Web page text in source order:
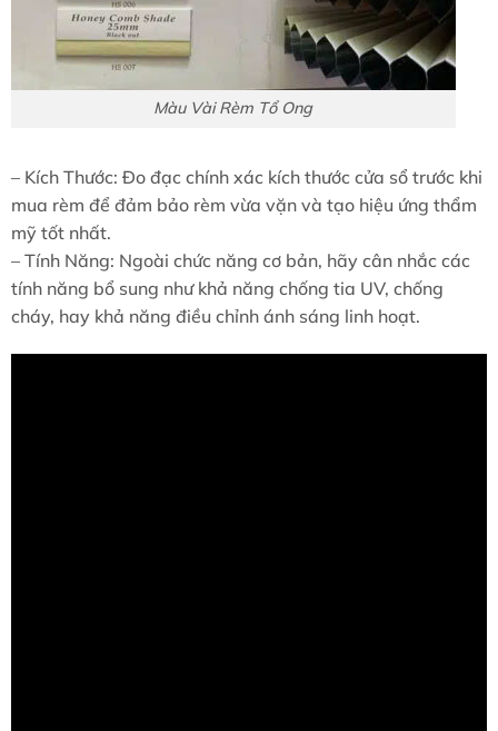
Màu Vài Rèm Tổ Ong
– Kích Thước: Đo đạc chính xác kích thước cửa sổ trước khi
mua rèm để đảm bảo rèm vừa vặn và tạo hiệu ứng thẩm
mỹ tốt nhất.
– Tính Năng: Ngoài chức năng cơ bản, hãy cân nhắc các
tính năng bổ sung như khả năng chống tia UV, chống
cháy, hay khả năng điều chỉnh ánh sáng linh hoạt.